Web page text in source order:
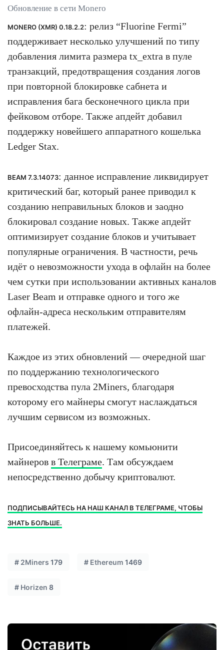
Обновление в сети Monero
MONERO (XMR) 0.18.2.2: релиз “Fluorine Fermi”
поддерживает несколько улучшений по типу
добавления лимита размера tx_extra в пуле
транзакций, предотвращения создания логов
при повторной блокировке сабнета и
исправления бага бесконечного цикла при
фейковом отборе. Также апдейт добавил
поддержку новейшего аппаратного кошелька
Ledger Stax.
BEAM 7.3.14073: данное исправление ликвидирует
критический баг, который ранее приводил к
созданию неправильных блоков и заодно
блокировал создание новых. Также апдейт
оптимизирует создание блоков и учитывает
популярные ограничения. В частности, речь
идёт о невозможности ухода в офлайн на более
чем сутки при использовании активных каналов
Laser Beam и отправке одного и того же
офлайн-адреса нескольким отправителям
платежей.
Каждое из этих обновлений — очередной шаг
по поддержанию технологического
превосходства пула 2Miners, благодаря
которому его майнеры смогут наслаждаться
лучшим сервисом из возможных.
Присоединяйтесь к нашему комьюнити
майнеров в Телеграме. Там обсуждаем
непосредственно добычу криптовалют.
ПОДПИСЫВАЙТЕСЬ НА НАШ КАНАЛ В ТЕЛЕГРАМЕ, ЧТОБЫ
ЗНАТЬ БОЛЬШЕ.
# 2Miners 179 # Ethereum 1469
# Horizen 8